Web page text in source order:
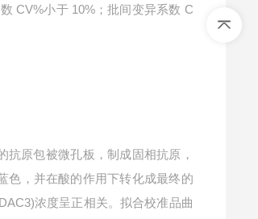
CV%小于 10%；批间变异系数 C
原包被微孔板，制成固相抗原，
色，并在酸的作用下转化成最终的
浓度呈正相关。拟合校准品曲